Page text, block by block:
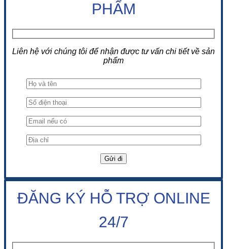
PHẨM
Liên hệ với chúng tôi để nhận được tư vấn chi tiết về sản
phẩm
ĐĂNG KÝ HỖ TRỢ ONLINE
24/7